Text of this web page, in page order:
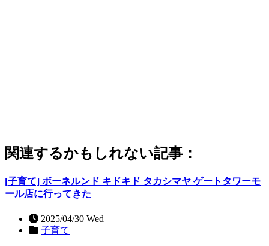
関連するかもしれない記事：
[子育て] ボーネルンド キドキド タカシマヤ ゲートタワーモ
ール店に行ってきた
2025/04/30 Wed
子育て